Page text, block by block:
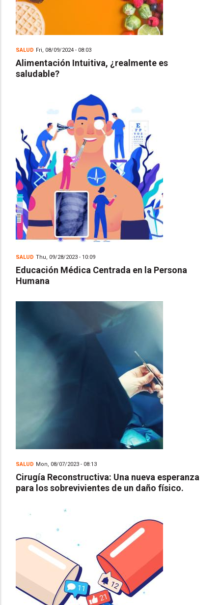
SALUD Fri, 08/09/2024 - 08:03
Alimentación Intuitiva, ¿realmente es
saludable?
SALUD Thu, 09/28/2023 - 10:09
Educación Médica Centrada en la Persona
Humana
SALUD Mon, 08/07/2023 - 08:13
Cirugía Reconstructiva: Una nueva esperanza
para los sobrevivientes de un daño físico.